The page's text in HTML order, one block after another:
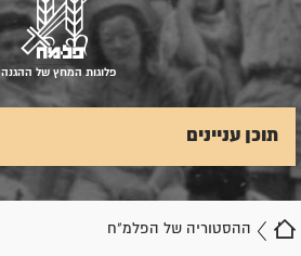
פלוגות המחץ של ההגנה
ההסטוריה של הפלמ"ח
תוכן עניינים